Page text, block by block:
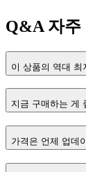
Q&A 자주
이 상품의 역대 최
지금 구매하는 게
가격은 언제 업데